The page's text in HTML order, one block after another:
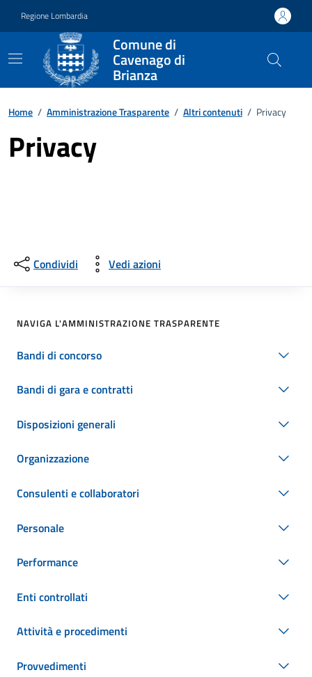
Regione Lombardia
Comune di
Cavenago di
Brianza
Home / Amministrazione Trasparente / Altri contenuti / Privacy
Privacy
Condividi Vedi azioni
NAVIGA L'AMMINISTRAZIONE TRASPARENTE
Bandi di concorso
Bandi di gara e contratti
Disposizioni generali
Organizzazione
Consulenti e collaboratori
Personale
Performance
Enti controllati
Attività e procedimenti
Provvedimenti